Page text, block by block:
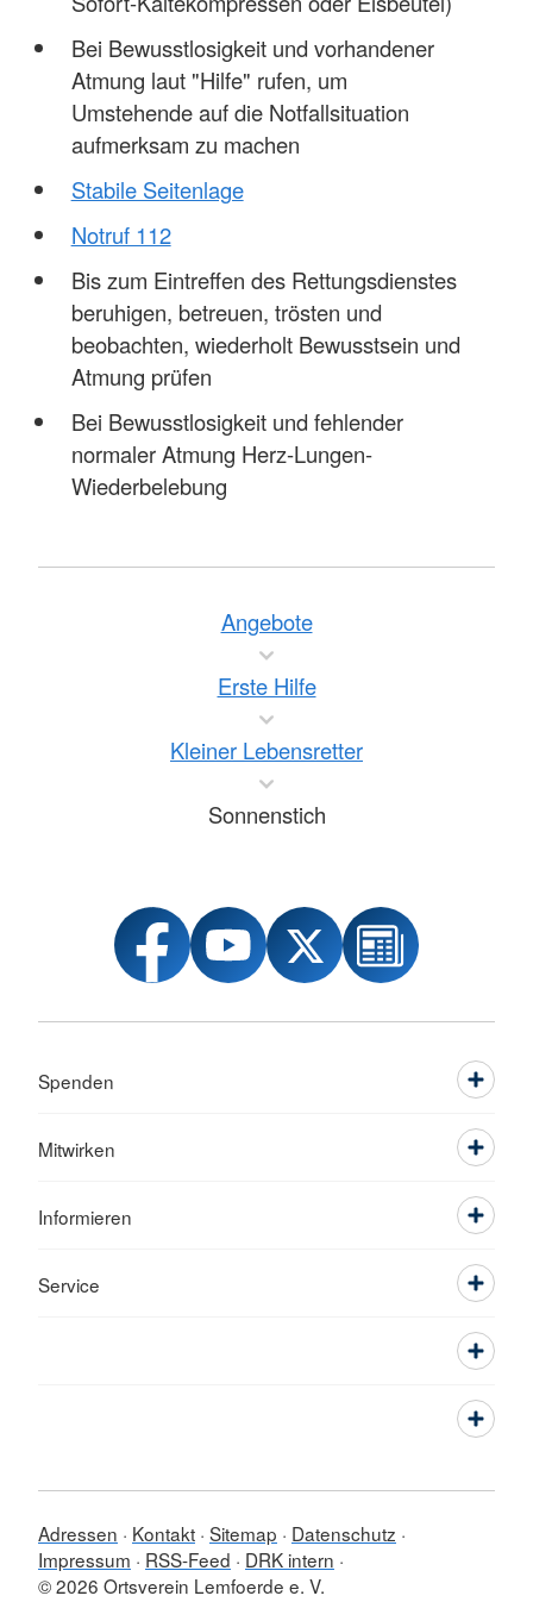
Bei Bewusstlosigkeit und vorhandener
Atmung laut "Hilfe" rufen, um
Umstehende auf die Notfallsituation
aufmerksam zu machen
Stabile Seitenlage
Notruf 112
Bis zum Eintreffen des Rettungsdienstes
beruhigen, betreuen, trösten und
beobachten, wiederholt Bewusstsein und
Atmung prüfen
Bei Bewusstlosigkeit und fehlender
normaler Atmung Herz-Lungen-
Wiederbelebung
Angebote
Erste Hilfe
Kleiner Lebensretter
Sonnenstich
Spenden
Mitwirken
Informieren
Service
Adressen Kontakt Sitemap
Datenschutz
Impressum
RSS-Feed
DRK intern
© 2026 Ortsverein Lemfoerde e. V.